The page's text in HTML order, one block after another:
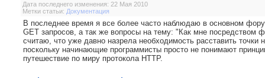
Дата последнего изменения: 22 Мая 2010
Метки статьи: Документация
В последнее время я все более часто наблюдаю в основном
GET запросов, а так же вопросы на тему: "Как мне посредством
считаю, что уже давно назрела необходимость расставить точки
поскольку начинающие программисты просто не понимают
путешествие по миру протокола HTTP.